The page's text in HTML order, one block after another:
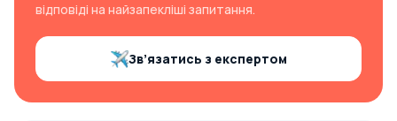
відповіді на найзапекліші запитання.
Зв’язатись з експертом